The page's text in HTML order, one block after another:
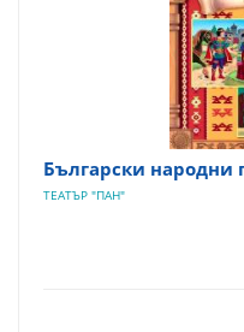
Български народни
ТЕАТЪР "ПАН"